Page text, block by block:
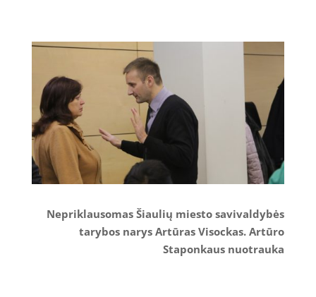
Nepriklausomas Šiaulių miesto savivaldybės
tarybos narys Artūras Visockas. Artūro
Staponkaus nuotrauka